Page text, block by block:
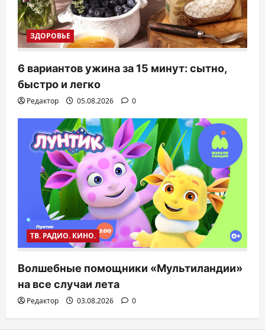
ЗДОРОВЬЕ
6 вариантов ужина за 15 минут: сытно,
быстро и легко
Редактор 05.08.2026 0
ТВ. РАДИО. КИНО.
Волшебные помощники «Мультиландии»
на все случаи лета
Редактор 03.08.2026 0